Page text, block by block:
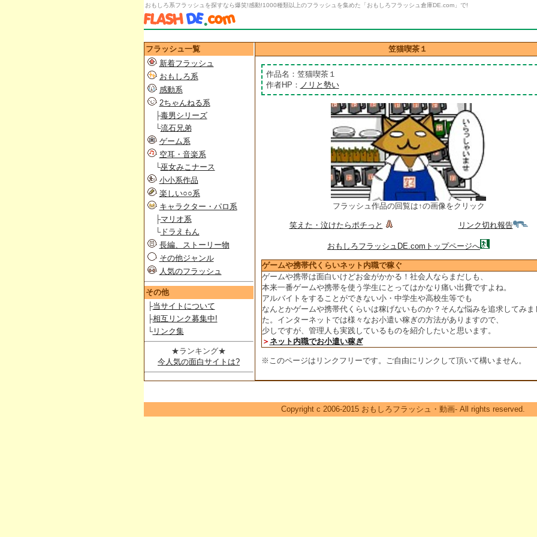
おもしろ系フラッシュを探すなら爆笑!感動!1000種類以上のフラッシュを集めた「おもしろフラッシュ倉庫DE.com」で!
笠猫喫茶１
作品名：笠猫喫茶１
作者HP： ノリと勢い
フラッシュ作品の回覧は↑の画像をクリック
笑えた・泣けたらポチっと リンク切れ報告
おもしろフラッシュDE.comトップページへ
ゲームや携帯代くらいネット内職で稼ぐ
ゲームや携帯は面白いけどお金がかかる！社会人ならまだしも、
本来一番ゲームや携帯を使う学生にとってはかなり痛い出費ですよね。
アルバイトをすることができない小・中学生や高校生等でも
なんとかゲームや携帯代くらいは稼げないものか？そんな悩みを追求してみま
た。インターネットでは様々なお小遣い稼ぎの方法がありますので、
少しですが、管理人も実践しているものを紹介したいと思います。
＞ ネット内職でお小遣い稼ぎ
※このページはリンクフリーです。ご自由にリンクして頂いて構いません。
フラッシュ一覧
新着フラッシュ
おもしろ系
感動系
2ちゃんねる系
├毒男シリーズ
└流石兄弟
ゲーム系
空耳・音楽系
└巫女みこナース
小小系作品
楽しい○○系
キャラクター・パロ系
├マリオ系
└ドラえもん
長編、ストーリー物
その他ジャンル
人気のフラッシュ
その他
├当サイトについて
├相互リンク募集中!
└リンク集
★ランキング★
今人気の面白サイトは?
Copyright c 2006-2015 おもしろフラッシュ・動画- All rights reserved.